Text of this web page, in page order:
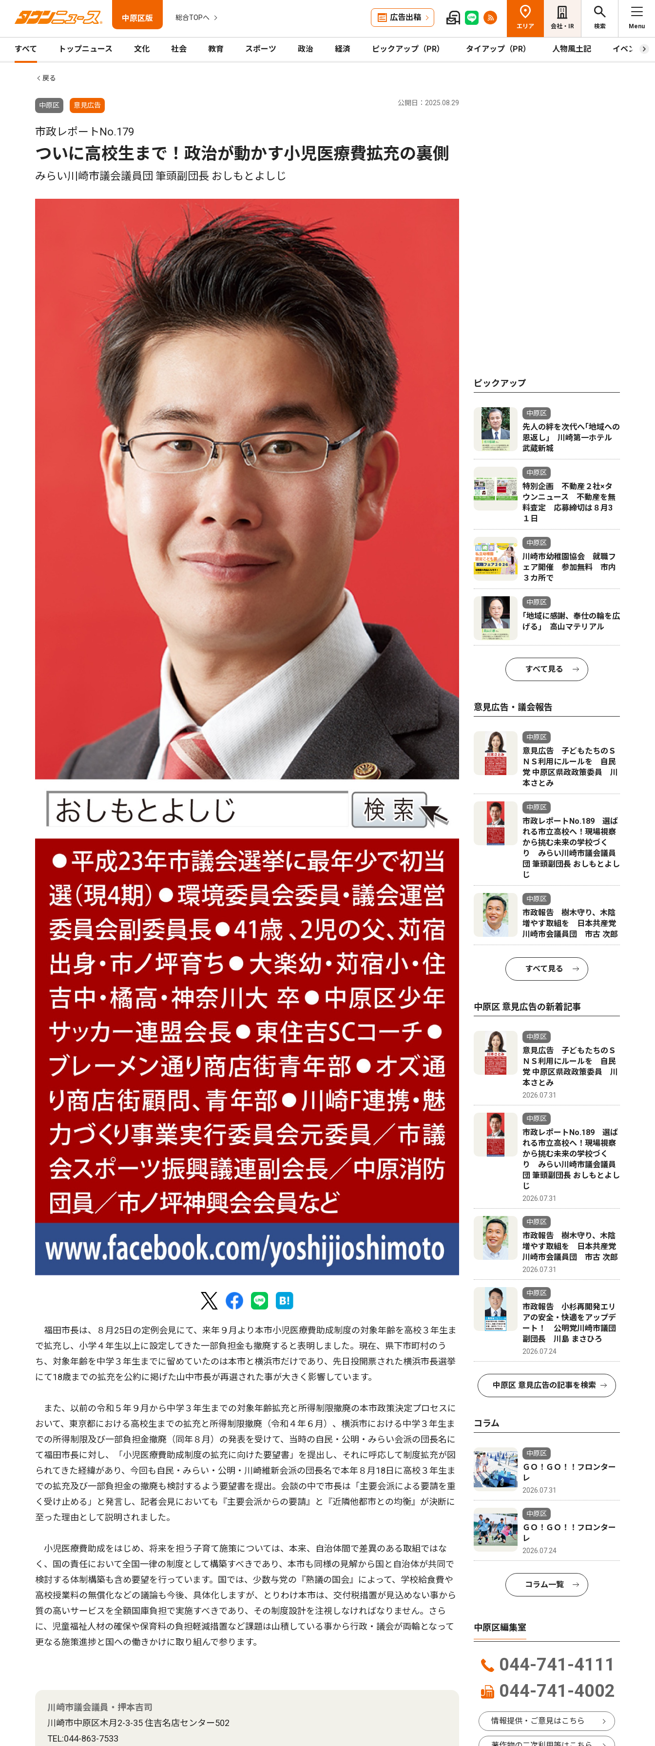
中原区版 総合TOPへ 広告出稿
エリア 会社・IR 検索 Menu
すべて トップニュース 文化 社会 教育 スポーツ 政治 経済 ピックアップ（PR） タイアップ（PR） 人物風土記 イベント
戻る
中原区 意見広告 公開日：2025.08.29
市政レポートNo.179
ついに高校生まで！政治が動かす小児医療費拡充の裏側
みらい川崎市議会議員団 筆頭副団長 おしもとよしじ
福田市長は、８月25日の定例会見にて、来年９月より本市小児医療費助成制度の対象年齢を高校３年生ま
で拡充し、小学４年生以上に設定してきた一部負担金も撤廃すると表明しました。現在、県下市町村のう
ち、対象年齢を中学３年生までに留めていたのは本市と横浜市だけであり、先日投開票された横浜市長選挙
にて18歳までの拡充を公約に掲げた山中市長が再選された事が大きく影響しています。
また、以前の令和５年９月から中学３年生までの対象年齢拡充と所得制限撤廃の本市政策決定プロセスに
おいて、東京都における高校生までの拡充と所得制限撤廃（令和４年６月）、横浜市における中学３年生ま
での所得制限及び一部負担金撤廃（同年８月）の発表を受けて、当時の自民・公明・みらい会派の団長名に
て福田市長に対し、「小児医療費助成制度の拡充に向けた要望書」を提出し、それに呼応して制度拡充が図
られてきた経緯があり、今回も自民・みらい・公明・川崎維新会派の団長名で本年８月18日に高校３年生ま
での拡充及び一部負担金の撤廃も検討するよう要望書を提出。会談の中で市長は「主要会派による要請を重
く受け止める」と発言し、記者会見においても『主要会派からの要請』と『近隣他都市との均衡』が決断に
至った理由として説明されました。
小児医療費助成をはじめ、将来を担う子育て施策については、本来、自治体間で差異のある取組ではな
く、国の責任において全国一律の制度として構築すべきであり、本市も同様の見解から国と自治体が共同で
検討する体制構築も含め要望を行っています。国では、少数与党の『熟議の国会』によって、学校給食費や
高校授業料の無償化などの議論も今後、具体化しますが、とりわけ本市は、交付税措置が見込めない事から
質の高いサービスを全額国庫負担で実施すべきであり、その制度設計を注視しなければなりません。さら
に、児童福祉人材の確保や保育料の負担軽減措置など課題は山積している事から行政・議会が両輪となって
更なる施策進捗と国への働きかけに取り組んで参ります。
川崎市議会議員・押本吉司
川崎市中原区木月2-3-35 住吉名店センター502
TEL:044-863-7533
ピックアップ
中原区
先人の絆を次代へ｢地域への
恩返し｣ 川崎第一ホテル
武蔵新城
中原区
特別企画 不動産２社×タ
ウンニュース 不動産を無
料査定 応募締切は８月3
１日
中原区
川崎市幼稚園協会 就職フ
ェア開催 参加無料 市内
３カ所で
中原区
｢地域に感謝、奉仕の輪を広
げる｣ 高山マテリアル
すべて見る
意見広告・議会報告
中原区
意見広告 子どもたちのＳ
ＮＳ利用にルールを 自民
党 中原区県政政策委員 川
本さとみ
中原区
市政レポートNo.189 選ば
れる市立高校へ！現場視察
から挑む未来の学校づく
り みらい川崎市議会議員
団 筆頭副団長 おしもとよし
じ
中原区
市政報告 樹木守り、木陰
増やす取組を 日本共産党
川崎市会議員団 市古 次郎
すべて見る
中原区 意見広告の新着記事
中原区
意見広告 子どもたちのＳ
ＮＳ利用にルールを 自民
党 中原区県政政策委員 川
本さとみ
2026.07.31
中原区
市政レポートNo.189 選ば
れる市立高校へ！現場視察
から挑む未来の学校づく
り みらい川崎市議会議員
団 筆頭副団長 おしもとよし
じ
2026.07.31
中原区
市政報告 樹木守り、木陰
増やす取組を 日本共産党
川崎市会議員団 市古 次郎
2026.07.31
中原区
市政報告 小杉再開発エリ
アの安全・快適をアップデ
ート！ 公明党川崎市議団
副団長 川島 まさひろ
2026.07.24
中原区 意見広告の記事を検索
コラム
中原区
ＧＯ！ＧＯ！！フロンター
レ
2026.07.31
中原区
ＧＯ！ＧＯ！！フロンター
レ
2026.07.24
コラム一覧
中原区編集室
044-741-4111
044-741-4002
情報提供・ご意見はこちら